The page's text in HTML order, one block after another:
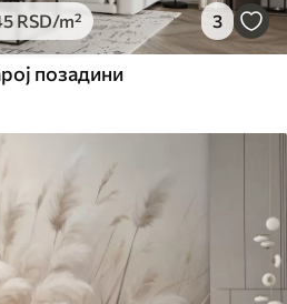
RSD/m² 3
позадини